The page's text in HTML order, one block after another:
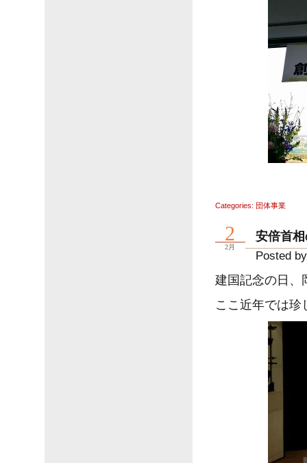
Categories: 団体事業
安倍首
Posted
建国記念の日、
ここ近年では珍
2
2月